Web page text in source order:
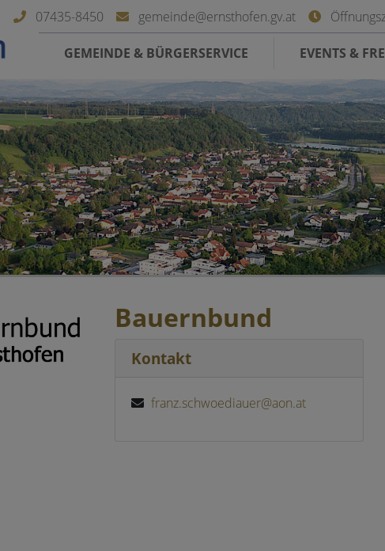
07435-8450 gemeinde@ernsthofen.gv.at
GEMEINDE & BÜRGERSERVICE EVENTS &
Bauernbund
Kontakt
franz.schwoediauer@aon.at